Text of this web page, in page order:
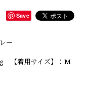
Save
ー
【着用サイズ】：M